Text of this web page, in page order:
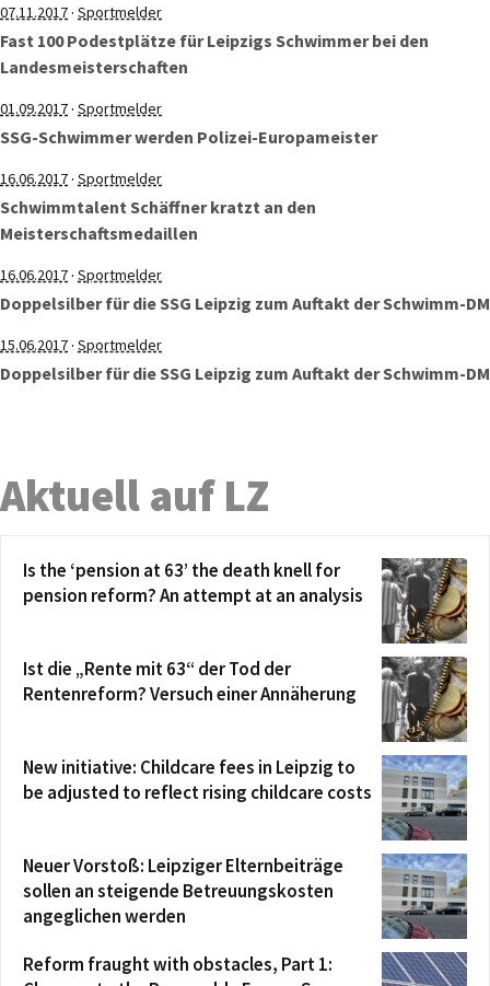
07.11.2017· Sportmelder
Fast 100 Podestplätze für Leipzigs Schwimmer bei den
Landesmeisterschaften
01.09.2017· Sportmelder
SSG-Schwimmer werden Polizei-Europameister
16.06.2017· Sportmelder
Schwimmtalent Schäffner kratzt an den
Meisterschaftsmedaillen
16.06.2017· Sportmelder
Doppelsilber für die SSG Leipzig zum Auftakt der Schwimm-DM
15.06.2017· Sportmelder
Doppelsilber für die SSG Leipzig zum Auftakt der Schwimm-DM
Aktuell auf LZ
Is the ‘pension at 63’ the death knell for
pension reform? An attempt at an analysis
Ist die „Rente mit 63“ der Tod der
Rentenreform? Versuch einer Annäherung
New initiative: Childcare fees in Leipzig to
be adjusted to reflect rising childcare costs
Neuer Vorstoß: Leipziger Elternbeiträge
sollen an steigende Betreuungskosten
angeglichen werden
Reform fraught with obstacles, Part 1: